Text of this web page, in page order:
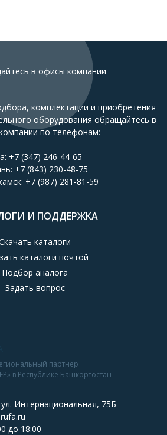
комплектации и приобретения
оборудования обращайтесь в
по телефонам:
+7 (347) 246-44-65
+7 (843) 230-48-75
+7 (987) 281-81-59
И ПОДДЕРЖКА
каталоги
каталоги почтой
Подбор аналога
Задать вопрос
партнер
в Республике Башкортостан
Интернациональная, 75Б
до 18:00